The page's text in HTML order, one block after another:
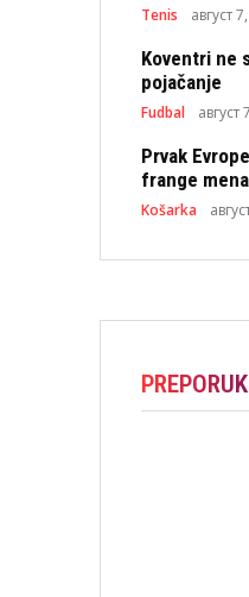
Tenis август
Koventri ne
pojačanje
Fudbal август
Prvak
frange
Košarka